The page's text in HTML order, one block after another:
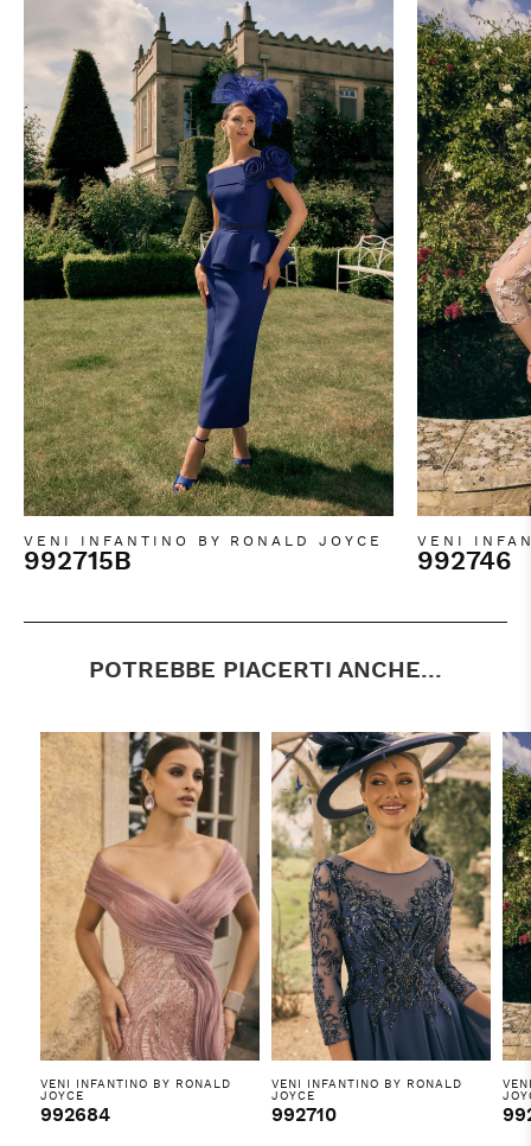
VENI INFANTINO BY RONALD JOYCE
992715B
VENI
992746
POTREBBE PIACERTI ANCHE...
VENI INFANTINO BY RONALD
JOYCE
992684
VENI INFANTINO BY RONALD
JOYCE
992710